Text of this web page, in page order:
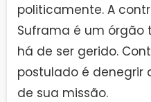
politicamente. A
Suframa é um órgão
há de ser gerido.
postulado é
de sua missão.